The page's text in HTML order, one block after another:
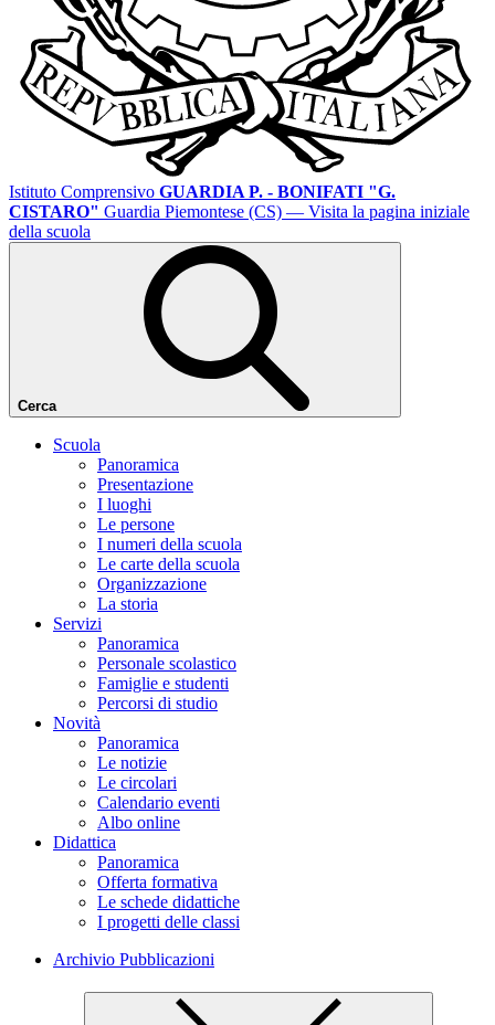
Istituto Comprensivo GUARDIA P. - BONIFATI "G.
CISTARO" Guardia Piemontese (CS) — Visita la pagina iniziale
della scuola
Cerca
Scuola
Panoramica
Presentazione
I luoghi
Le persone
I numeri della scuola
Le carte della scuola
Organizzazione
La storia
Servizi
Panoramica
Personale scolastico
Famiglie e studenti
Percorsi di studio
Novità
Panoramica
Le notizie
Le circolari
Calendario eventi
Albo online
Didattica
Panoramica
Offerta formativa
Le schede didattiche
I progetti delle classi
Archivio Pubblicazioni